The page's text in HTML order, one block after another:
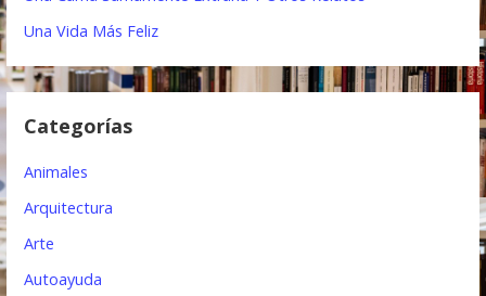
ó
d
n
Una Vida Más Feliz
Categorías
Animales
Arquitectura
Arte
Autoayuda